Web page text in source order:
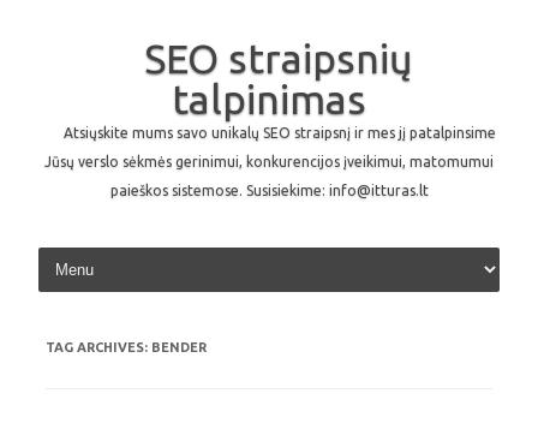
SEO straipsnių
talpinimas
Atsiųskite mums savo unikalų SEO straipsnį ir mes jį patalpinsime
Jūsų verslo sėkmės gerinimui, konkurencijos įveikimui, matomumui
paieškos sistemose. Susisiekime: info@itturas.lt
Skip to content
TAG ARCHIVES: BENDER